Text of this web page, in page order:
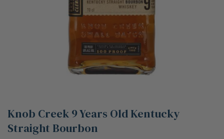
Knob Creek 9 Years Old Kentucky
Straight Bourbon